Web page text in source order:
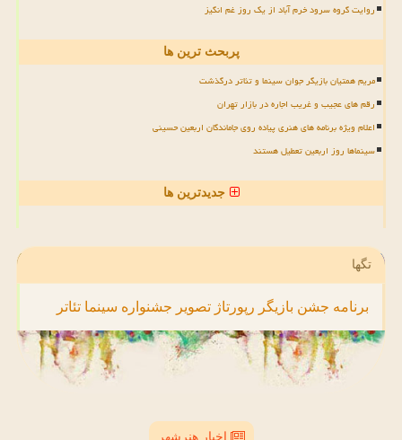
روایت گروه سرود خرم آباد از یک روز غم انگیز
پربحث ترین ها
مریم همتیان بازیگر جوان سینما و تئاتر درگذشت
رقم های عجیب و غریب اجاره در بازار تهران
اعلام ویژه برنامه های هنری پیاده روی جاماندگان اربعین حسینی
سینماها روز اربعین تعطیل هستند
جدیدترین ها
تگها
برنامه جشن بازیگر رپورتاژ تصویر جشنواره سینما تئاتر
اخبار هنرشهر